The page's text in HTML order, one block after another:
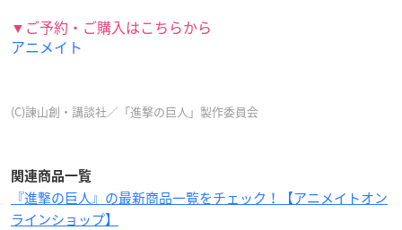
▼ご予約・ご購入はこちらから
アニメイト
(C)諫山創・講談社／「進撃の巨人」製作委員会
関連商品一覧
『進撃の巨人』の最新商品一覧をチェック！【アニメイトオン
ラインショップ】